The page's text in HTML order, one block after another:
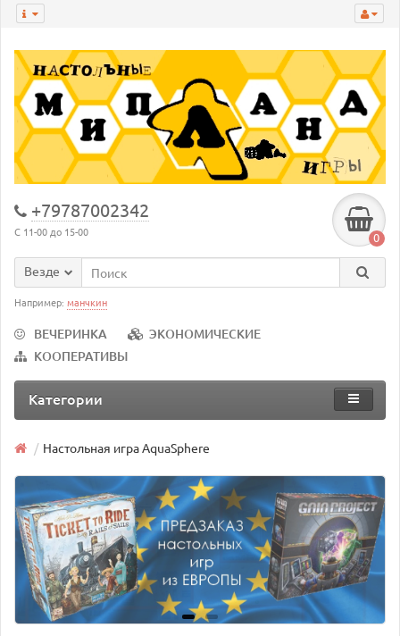
+79787002342
С 11-00 до 15-00 0
Везде
Например: манчкин
ВЕЧЕРИНКА
ЭКОНОМИЧЕСКИЕ
КООПЕРАТИВЫ
Категории
Настольная игра AquaSphere